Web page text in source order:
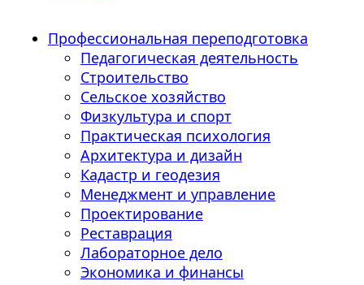
Профессиональная переподготовка
Педагогическая деятельность
Строительство
Сельское хозяйство
Физкультура и спорт
Практическая психология
Архитектура и дизайн
Кадастр и геодезия
Менеджмент и управление
Проектирование
Реставрация
Лабораторное дело
Экономика и финансы